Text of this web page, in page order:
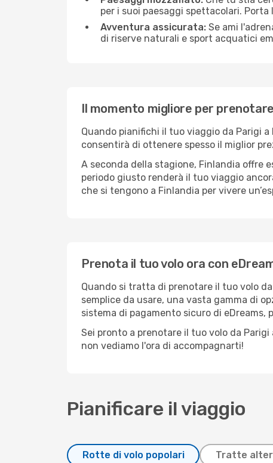
per i suoi paesaggi spettacolari.
Avventura assicurata: Se ami
di riserve naturali e sport acquatici
Il momento migliore per
Quando pianifichi il tuo viaggio da Parigi
consentirà di ottenere spesso il miglior
A seconda della stagione, Finlandia offre
periodo giusto renderà il tuo viaggio
che si tengono a Finlandia per vivere
Prenota il tuo volo ora con
Quando si tratta di prenotare il tuo volo
semplice da usare, una vasta gamma di
sistema di pagamento sicuro di
Sei pronto a prenotare il tuo volo da
non vediamo l'ora di accompagnarti!
Pianificare il viaggio
Rotte di volo popolari Tratte